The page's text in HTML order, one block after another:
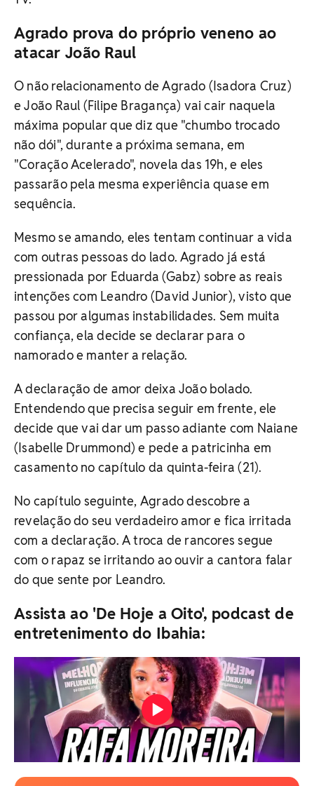
Agrado prova do próprio veneno ao
atacar João Raul
O não relacionamento de Agrado (Isadora Cruz)
e João Raul (Filipe Bragança) vai cair naquela
máxima popular que diz que "chumbo trocado
não dói", durante a próxima semana, em
"Coração Acelerado", novela das 19h, e eles
passarão pela mesma experiência quase em
sequência.
Mesmo se amando, eles tentam continuar a vida
com outras pessoas do lado. Agrado já está
pressionada por Eduarda (Gabz) sobre as reais
intenções com Leandro (David Junior), visto que
passou por algumas instabilidades. Sem muita
confiança, ela decide se declarar para o
namorado e manter a relação.
A declaração de amor deixa João bolado.
Entendendo que precisa seguir em frente, ele
decide que vai dar um passo adiante com Naiane
(Isabelle Drummond) e pede a patricinha em
casamento no capítulo da quinta-feira (21).
No capítulo seguinte, Agrado descobre a
revelação do seu verdadeiro amor e fica irritada
com a declaração. A troca de rancores segue
com o rapaz se irritando ao ouvir a cantora falar
do que sente por Leandro.
Assista ao 'De Hoje a Oito', podcast de
entretenimento do Ibahia: